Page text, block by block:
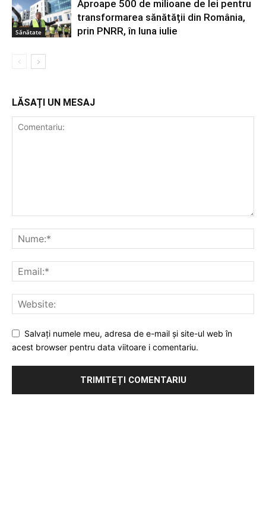
Sănătate
Aproape 500 de milioane de lei pentru
transformarea sănătății din România,
prin PNRR, în luna iulie
LĂSAȚI UN MESAJ
Salvați numele meu, adresa de e-mail și site-ul web în
acest browser pentru data viitoare i comentariu.